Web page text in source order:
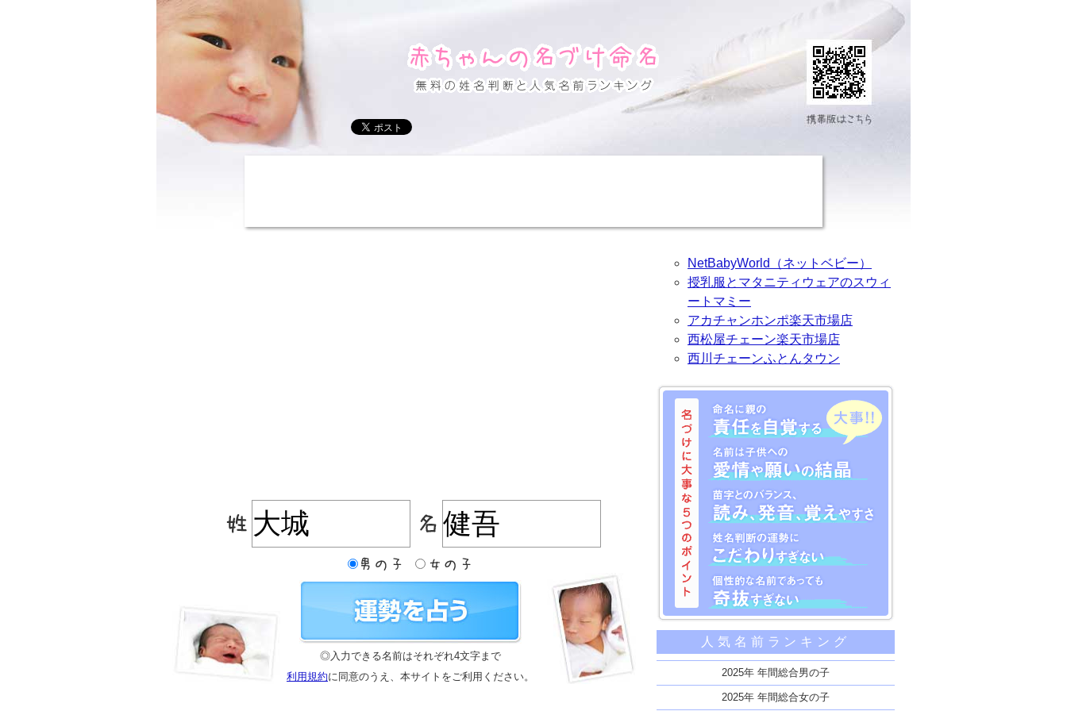
◎入力できる名前はそれぞれ4文字まで
利用規約に同意のうえ、本サイトをご利用ください。
NetBabyWorld（ネットベビー）
授乳服とマタニティウェアのスウィ
ートマミー
アカチャンホンポ楽天市場店
西松屋チェーン楽天市場店
西川チェーンふとんタウン
名づけに大事な5つのポイント
命名に親の責任を自覚する
名前は子供への愛情や願いの結晶
苗字とのバランス、読み、発音、覚えやすさ
姓名判断の運勢にこだわりすぎない
人気名前ランキング
2025年 年間総合男の子
2025年 年間総合女の子